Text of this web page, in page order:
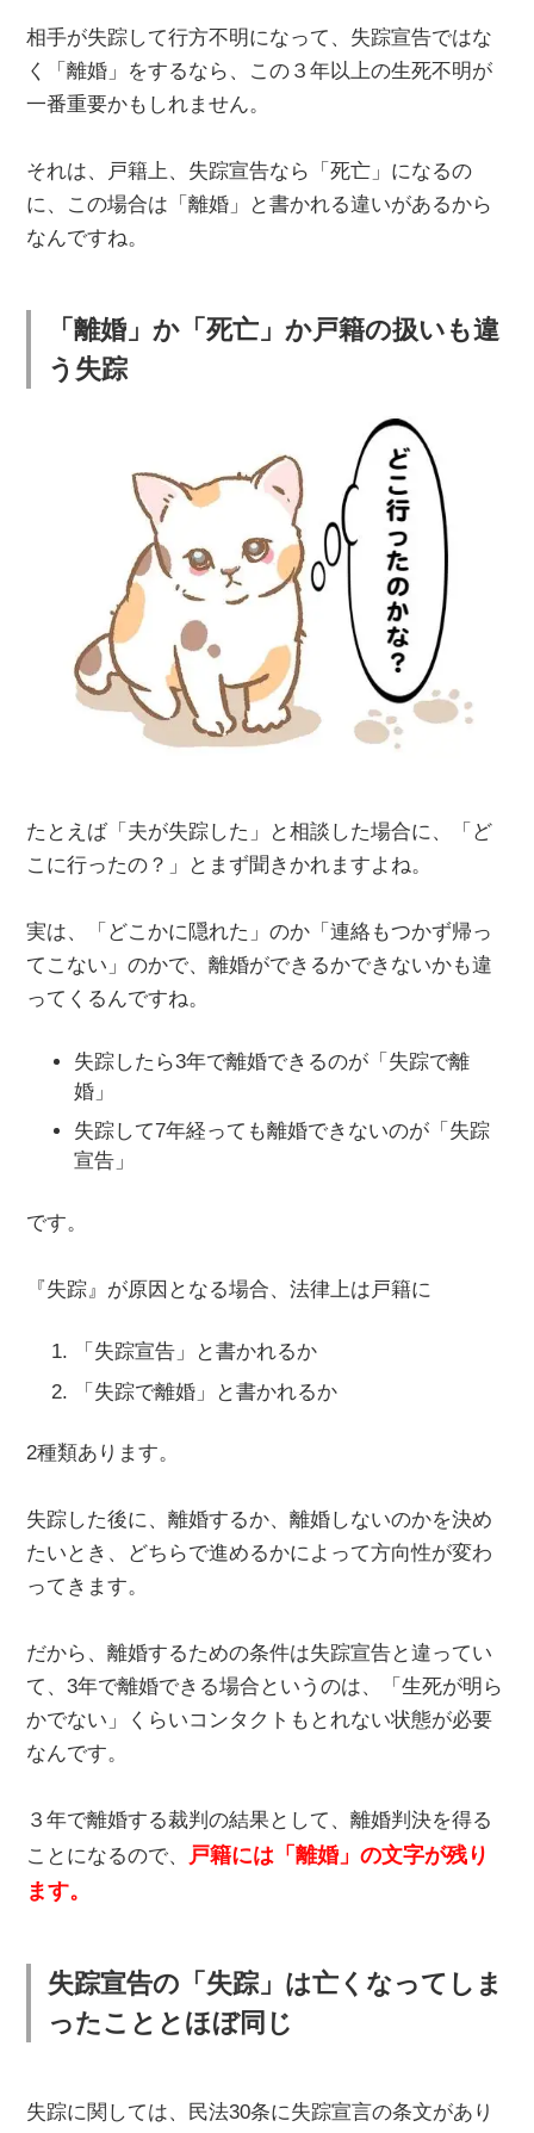
相手が失踪して行方不明になって、失踪宣告ではな
く「離婚」をするなら、この３年以上の生死不明が
一番重要かもしれません。
それは、戸籍上、失踪宣告なら「死亡」になるの
に、この場合は「離婚」と書かれる違いがあるから
なんですね。
「離婚」か「死亡」か戸籍の扱いも違
う失踪
たとえば「夫が失踪した」と相談した場合に、「ど
こに行ったの？」とまず聞きかれますよね。
実は、「どこかに隠れた」のか「連絡もつかず帰っ
てこない」のかで、離婚ができるかできないかも違
ってくるんですね。
失踪したら3年で離婚できるのが「失踪で離
婚」
失踪して7年経っても離婚できないのが「失踪
宣告」
です。
『失踪』が原因となる場合、法律上は戸籍に
「失踪宣告」と書かれるか
「失踪で離婚」と書かれるか
2種類あります。
失踪した後に、離婚するか、離婚しないのかを決め
たいとき、どちらで進めるかによって方向性が変わ
ってきます。
だから、離婚するための条件は失踪宣告と違ってい
て、3年で離婚できる場合というのは、「生死が明ら
かでない」くらいコンタクトもとれない状態が必要
なんです。
３年で離婚する裁判の結果として、離婚判決を得る
ことになるので、 戸籍には「離婚」の文字が残り
ます。
失踪宣告の「失踪」は亡くなってしま
ったこととほぼ同じ
失踪に関しては、民法30条に失踪宣言の条文があり